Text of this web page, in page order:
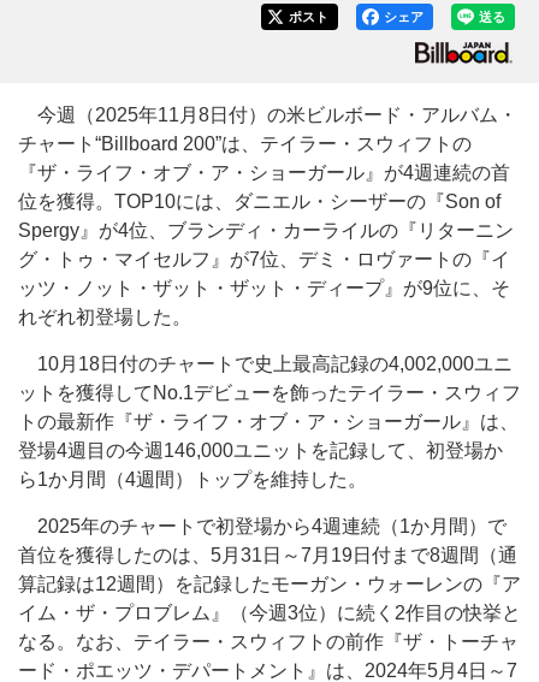
送る
シェア
ポスト
今週（2025年11月8日付）の米ビルボード・アルバム・
チャート“Billboard 200”は、テイラー・スウィフトの
『ザ・ライフ・オブ・ア・ショーガール』が4週連続の首
位を獲得。TOP10には、ダニエル・シーザーの『Son of
Spergy』が4位、ブランディ・カーライルの『リターニン
グ・トゥ・マイセルフ』が7位、デミ・ロヴァートの『イ
ッツ・ノット・ザット・ザット・ディープ』が9位に、そ
れぞれ初登場した。
10月18日付のチャートで史上最高記録の4,002,000ユニ
ットを獲得してNo.1デビューを飾ったテイラー・スウィフ
トの最新作『ザ・ライフ・オブ・ア・ショーガール』は、
登場4週目の今週146,000ユニットを記録して、初登場か
ら1か月間（4週間）トップを維持した。
2025年のチャートで初登場から4週連続（1か月間）で
首位を獲得したのは、5月31日～7月19日付まで8週間（通
算記録は12週間）を記録したモーガン・ウォーレンの『ア
イム・ザ・プロブレム』（今週3位）に続く2作目の快挙と
なる。なお、テイラー・スウィフトの前作『ザ・トーチャ
ード・ポエッツ・デパートメント』は、2024年5月4日～7